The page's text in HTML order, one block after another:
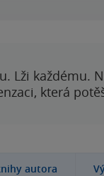
Lži každému.
která
autora